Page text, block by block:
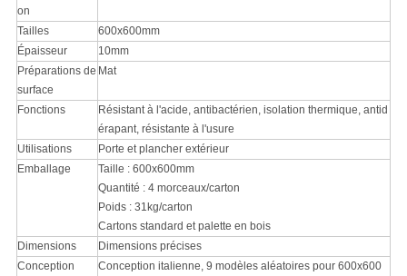
on
Tailles
600x600mm
Épaisseur
10mm
Préparations de
surface
Mat
Fonctions
Résistant à l'acide, antibactérien, isolation thermique, antid
érapant, résistante à l'usure
Utilisations
Porte et plancher extérieur
Emballage
Taille : 600x600mm
Quantité : 4 morceaux/carton
Poids : 31kg/carton
Cartons standard et palette en bois
Dimensions
Dimensions précises
Conception
Conception italienne, 9 modèles aléatoires pour 600x600